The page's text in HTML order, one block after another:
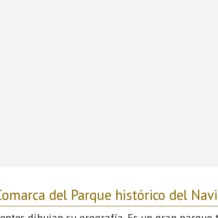
del Parque histórico del